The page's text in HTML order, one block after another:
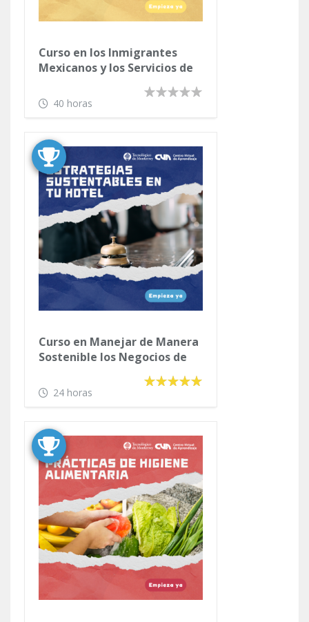
Curso en los Inmigrantes
Mexicanos y los Servicios de
Salud en Estados Unidos
40 horas
Curso en Manejar de Manera
Sostenible los Negocios de
24 horas